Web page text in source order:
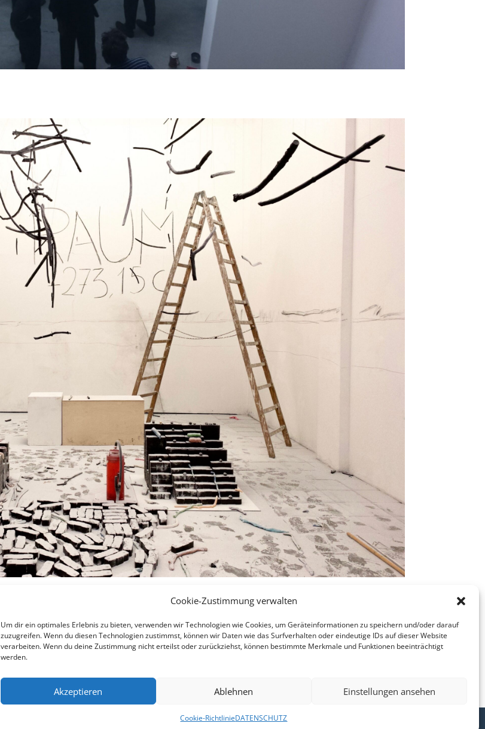
Cookie-Zustimmung verwalten
Um dir ein optimales Erlebnis zu bieten, verwenden wir Technologien wie Cookies, um Geräteinformationen zu speichern und/oder darauf
zuzugreifen. Wenn du diesen Technologien zustimmst, können wir Daten wie das Surfverhalten oder eindeutige IDs auf dieser Website
verarbeiten. Wenn du deine Zustimmung nicht erteilst oder zurückziehst, können bestimmte Merkmale und Funktionen beeinträchtigt
werden.
Akzeptieren Ablehnen Einstellungen ansehen
Cookie-RichtlinieDATENSCHUTZ